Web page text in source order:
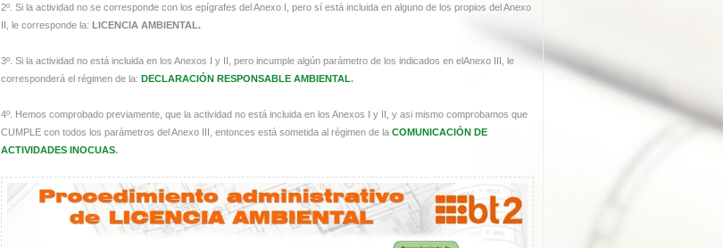
2º. Si la actividad no se corresponde con los epígrafes del Anexo I, pero sí está incluida en alguno de los propios del Anexo
II, le corresponde la:LICENCIA AMBIENTAL.
3º. Si la actividad no está incluida en los Anexos I y II, pero incumple algún parámetro de los indicados en elAnexo III, le
corresponderá el régimen de la:DECLARACIÓN RESPONSABLE AMBIENTAL.
4º. Hemos comprobado previamente, que la actividad no está incluida en los Anexos I y II, y asi mismo comprobamos que
CUMPLE con todos los parámetros del Anexo III, entonces está sometida al régimen de laCOMUNICACIÓN DE
ACTIVIDADES INOCUAS.